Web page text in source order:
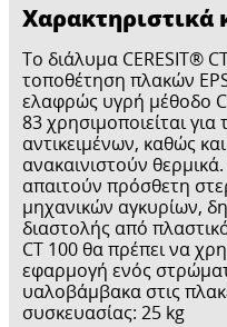
Χαρακτηριστικά
Το διάλυμα CERESIT®
τοποθέτηση πλακών EPS
ελαφρώς υγρή μέθοδο
83 χρησιμοποιείται
αντικειμένων, καθώς
ανακαινιστούν
απαιτούν πρόσθετη
μηχανικών αγκυρίων,
διαστολής από
CT 100 θα πρέπει να
εφαρμογή ενός
υαλοβάμβακα στις
συσκευασίας: 25 kg